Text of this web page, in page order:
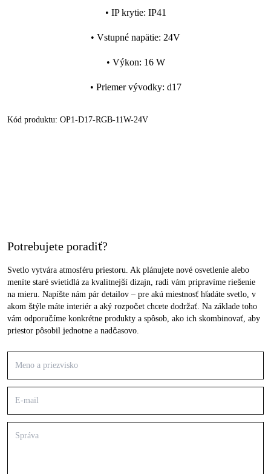
• IP krytie: IP41
• Vstupné napätie: 24V
• Výkon: 16 W
• Priemer vývodky: d17
Kód produktu: OP1-D17-RGB-11W-24V
Potrebujete poradiť?
Svetlo vytvára atmosféru priestoru. Ak plánujete nové osvetlenie alebo
meníte staré svietidlá za kvalitnejší dizajn, radi vám pripravíme riešenie
na mieru. Napíšte nám pár detailov – pre akú miestnosť hľadáte svetlo, v
akom štýle máte interiér a aký rozpočet chcete dodržať. Na základe toho
vám odporučíme konkrétne produkty a spôsob, ako ich skombinovať, aby
priestor pôsobil jednotne a nadčasovo.